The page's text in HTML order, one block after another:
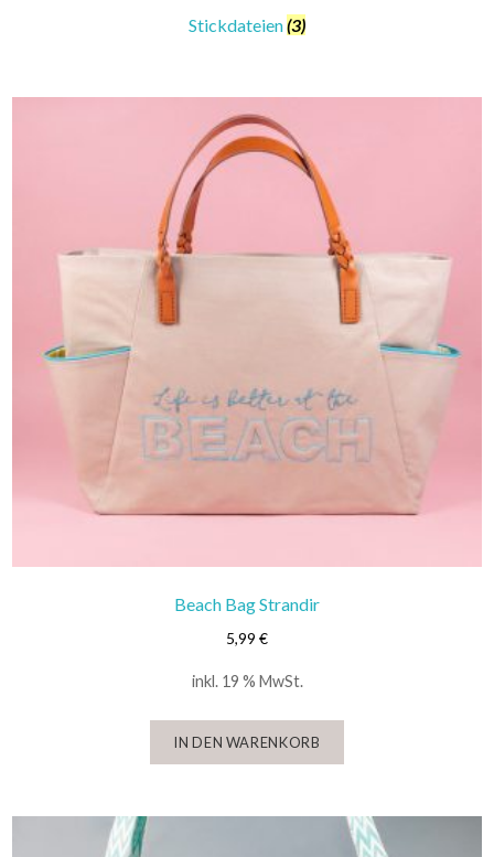
Stickdateien(3)
Beach Bag Strandir
5,99 €
inkl. 19 % MwSt.
IN DEN WARENKORB